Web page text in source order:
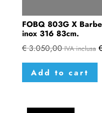
FOBQ 803G X
inox 316 83cm.
€3.050,00 IVA inclusa
Add to cart